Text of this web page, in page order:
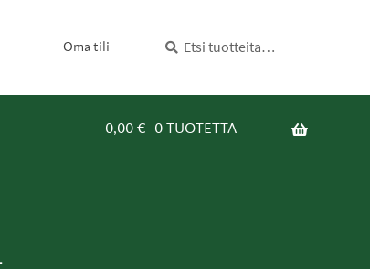
Oma tili
0,00€ 0 TUOTETTA